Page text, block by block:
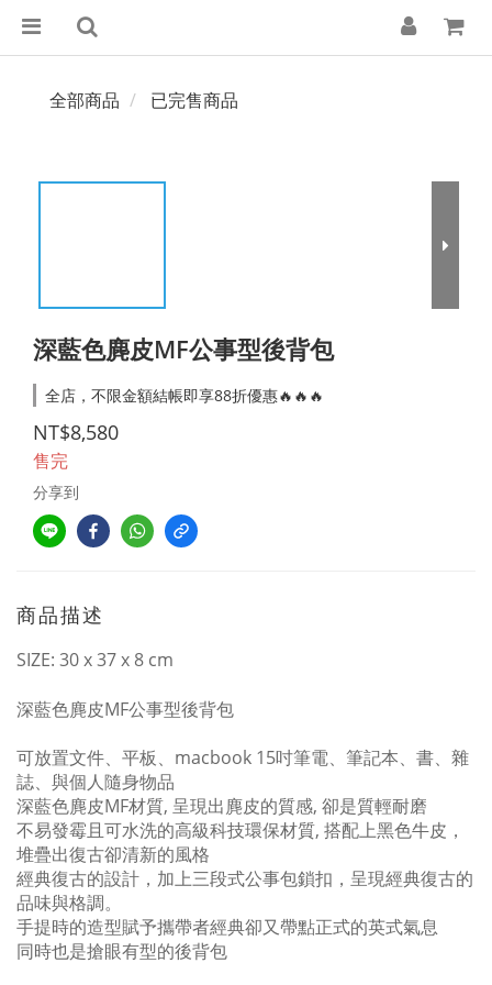
全部商品 已完售商品
深藍色麂皮MF公事型後背包
全店，不限金額結帳即享88折優惠🔥🔥🔥
NT$8,580
售完
分享到
商品描述
SIZE: 30 x 37 x 8 cm
深藍色麂皮MF公事型後背包
可放置文件、 平板、macbook 15吋筆電、筆記本、書、雜
誌、與個人隨身物品
深藍色麂皮MF材質, 呈現出麂皮的質感, 卻是質輕耐磨
不易發霉且可水洗的高級科技環保材質, 搭配上黑色牛皮，
堆疊出復古卻清新的風格
經典復古的設計，加上三段式公事包鎖扣，呈現經典復古的
品味與格調。
手提時的造型賦予攜帶者經典卻又帶點正式的英式氣息
同時也是搶眼有型的後背包